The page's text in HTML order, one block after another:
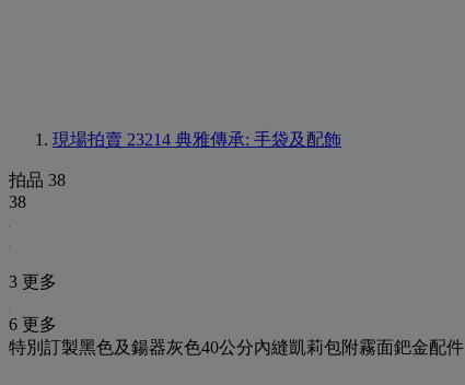
現場拍賣 23214 典雅傳承: 手袋及配飾
拍品 38
38
3 更多
6 更多
特別訂製黑色及鍚器灰色40公分內縫凱莉包附霧面鈀金配件